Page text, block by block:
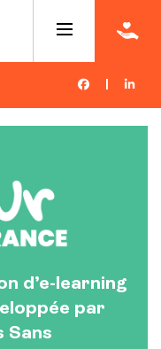
d’e-learning
par
Sans